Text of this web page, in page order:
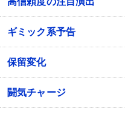
ギミック系予告
保留変化
闘気チャージ